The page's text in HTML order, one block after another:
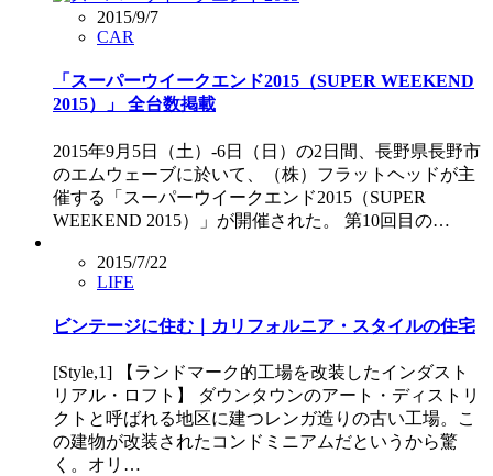
2015/9/7
CAR
「スーパーウイークエンド2015（SUPER WEEKEND
2015）」 全台数掲載
2015年9月5日（土）-6日（日）の2日間、長野県長野市
のエムウェーブに於いて、（株）フラットヘッドが主
催する「スーパーウイークエンド2015（SUPER
WEEKEND 2015）」が開催された。 第10回目の…
2015/7/22
LIFE
ビンテージに住む｜カリフォルニア・スタイルの住宅
[Style,1] 【ランドマーク的工場を改装したインダスト
リアル・ロフト】 ダウンタウンのアート・ディストリ
クトと呼ばれる地区に建つレンガ造りの古い工場。こ
の建物が改装されたコンドミニアムだというから驚
く。オリ…